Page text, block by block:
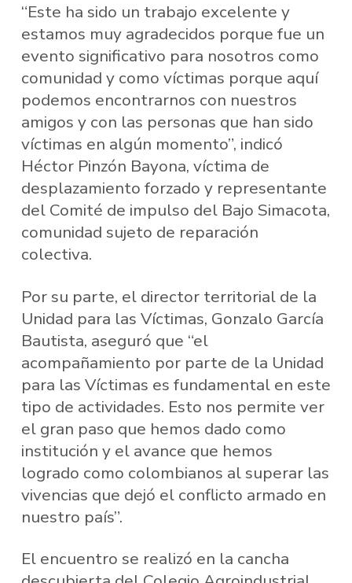
“Este ha sido un trabajo excelente y
estamos muy agradecidos porque fue un
evento significativo para nosotros como
comunidad y como víctimas porque aquí
podemos encontrarnos con nuestros
amigos y con las personas que han sido
víctimas en algún momento”, indicó
Héctor Pinzón Bayona, víctima de
desplazamiento forzado y representante
del Comité de impulso del Bajo Simacota,
comunidad sujeto de reparación
colectiva.
Por su parte, el director territorial de la
Unidad para las Víctimas, Gonzalo García
Bautista, aseguró que “el
acompañamiento por parte de la Unidad
para las Víctimas es fundamental en este
tipo de actividades. Esto nos permite ver
el gran paso que hemos dado como
institución y el avance que hemos
logrado como colombianos al superar las
vivencias que dejó el conflicto armado en
nuestro país”.
El encuentro se realizó en la cancha